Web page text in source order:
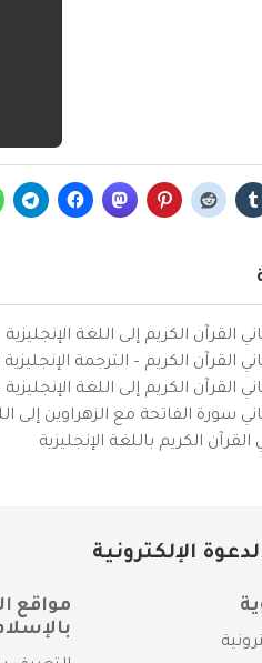
القرآن الكريم إلى اللغة الإنجليزية
القرآن الكريم – الترجمة
القرآن الكريم إلى اللغة
سورة الفاتحة مع الزهراوين إلى
الكريم باللغة الإنجليزية
الإلكترونية
مواقع